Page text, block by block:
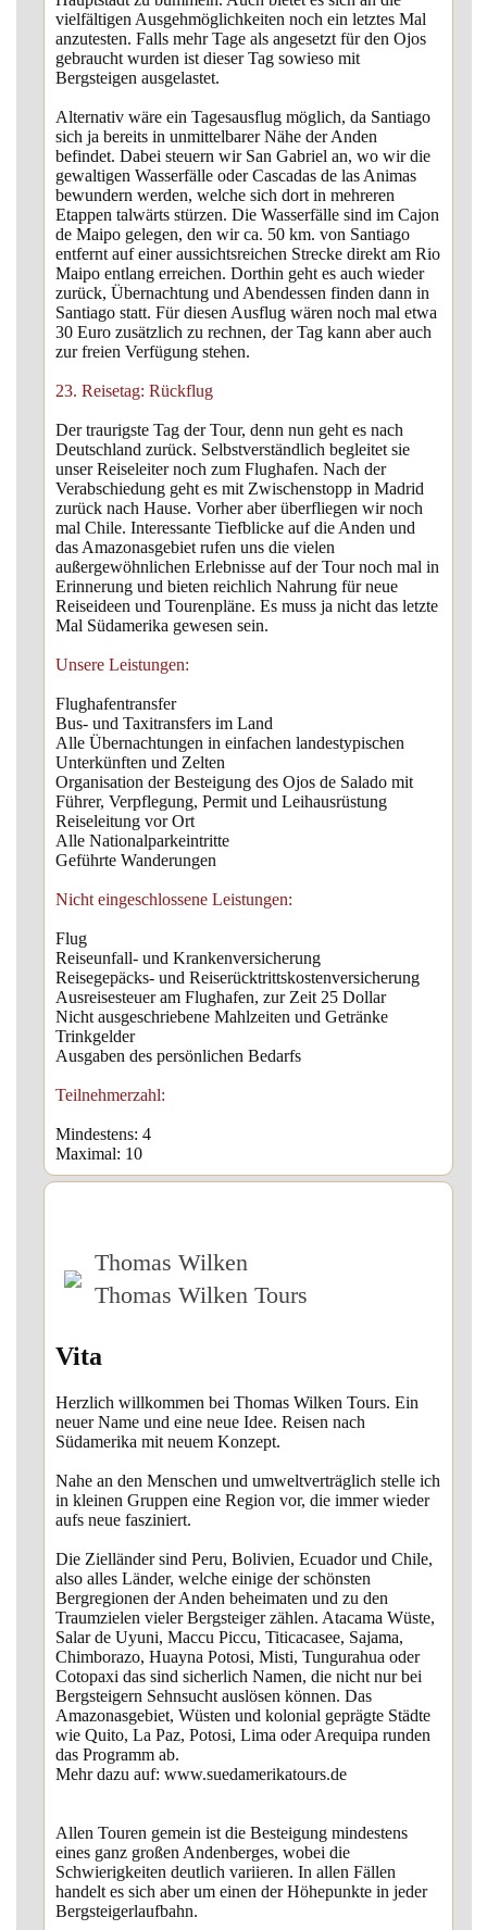
vielfältigen Ausgehmöglichkeiten noch ein letztes Mal
anzutesten. Falls mehr Tage als angesetzt für den Ojos
gebraucht wurden ist dieser Tag sowieso mit
Bergsteigen ausgelastet.
Alternativ wäre ein Tagesausflug möglich, da Santiago
sich ja bereits in unmittelbarer Nähe der Anden
befindet. Dabei steuern wir San Gabriel an, wo wir die
gewaltigen Wasserfälle oder Cascadas de las Animas
bewundern werden, welche sich dort in mehreren
Etappen talwärts stürzen. Die Wasserfälle sind im Cajon
de Maipo gelegen, den wir ca. 50 km. von Santiago
entfernt auf einer aussichtsreichen Strecke direkt am Rio
Maipo entlang erreichen. Dorthin geht es auch wieder
zurück, Übernachtung und Abendessen finden dann in
Santiago statt. Für diesen Ausflug wären noch mal etwa
30 Euro zusätzlich zu rechnen, der Tag kann aber auch
zur freien Verfügung stehen.
23. Reisetag: Rückflug
Der traurigste Tag der Tour, denn nun geht es nach
Deutschland zurück. Selbstverständlich begleitet sie
unser Reiseleiter noch zum Flughafen. Nach der
Verabschiedung geht es mit Zwischenstopp in Madrid
zurück nach Hause. Vorher aber überfliegen wir noch
mal Chile. Interessante Tiefblicke auf die Anden und
das Amazonasgebiet rufen uns die vielen
außergewöhnlichen Erlebnisse auf der Tour noch mal in
Erinnerung und bieten reichlich Nahrung für neue
Reiseideen und Tourenpläne. Es muss ja nicht das letzte
Mal Südamerika gewesen sein.
Unsere Leistungen:
Flughafentransfer
Bus- und Taxitransfers im Land
Alle Übernachtungen in einfachen landestypischen
Unterkünften und Zelten
Organisation der Besteigung des Ojos de Salado mit
Führer, Verpflegung, Permit und Leihausrüstung
Reiseleitung vor Ort
Alle Nationalparkeintritte
Geführte Wanderungen
Nicht eingeschlossene Leistungen:
Flug
Reiseunfall- und Krankenversicherung
Reisegepäcks- und Reiserücktrittskostenversicherung
Ausreisesteuer am Flughafen, zur Zeit 25 Dollar
Nicht ausgeschriebene Mahlzeiten und Getränke
Trinkgelder
Ausgaben des persönlichen Bedarfs
Teilnehmerzahl:
Mindestens: 4
Maximal: 10
Thomas Wilken
Thomas Wilken Tours
Vita
Herzlich willkommen bei Thomas Wilken Tours. Ein
neuer Name und eine neue Idee. Reisen nach
Südamerika mit neuem Konzept.
Nahe an den Menschen und umweltverträglich stelle ich
in kleinen Gruppen eine Region vor, die immer wieder
aufs neue fasziniert.
Die Zielländer sind Peru, Bolivien, Ecuador und Chile,
also alles Länder, welche einige der schönsten
Bergregionen der Anden beheimaten und zu den
Traumzielen vieler Bergsteiger zählen. Atacama Wüste,
Salar de Uyuni, Maccu Piccu, Titicacasee, Sajama,
Chimborazo, Huayna Potosi, Misti, Tungurahua oder
Cotopaxi das sind sicherlich Namen, die nicht nur bei
Bergsteigern Sehnsucht auslösen können. Das
Amazonasgebiet, Wüsten und kolonial geprägte Städte
wie Quito, La Paz, Potosi, Lima oder Arequipa runden
das Programm ab.
Mehr dazu auf: www.suedamerikatours.de
Allen Touren gemein ist die Besteigung mindestens
eines ganz großen Andenberges, wobei die
Schwierigkeiten deutlich variieren. In allen Fällen
handelt es sich aber um einen der Höhepunkte in jeder
Bergsteigerlaufbahn.